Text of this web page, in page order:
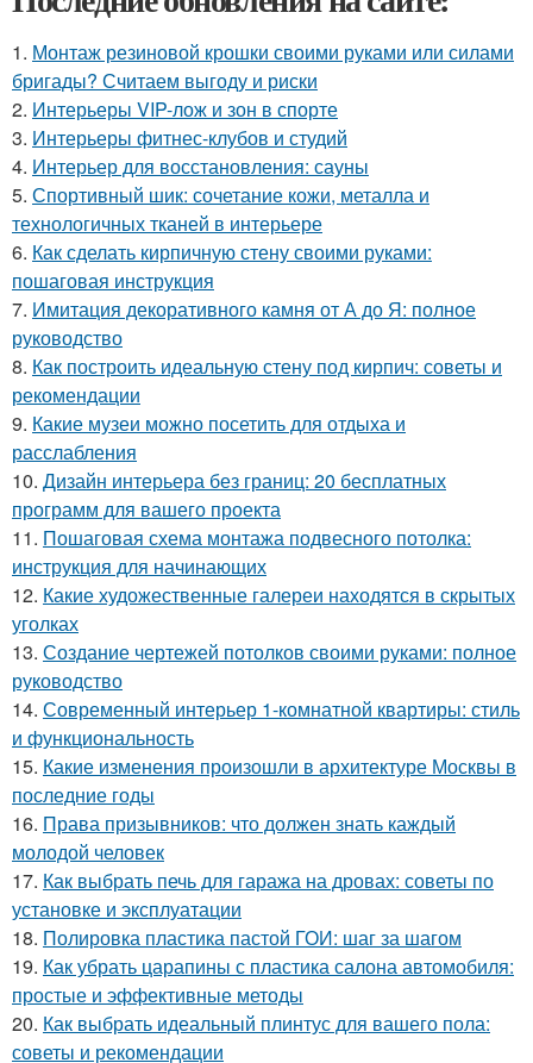
1. Монтаж резиновой крошки своими руками или силами
бригады? Считаем выгоду и риски
2. Интерьеры VIP-лож и зон в спорте
3. Интерьеры фитнес-клубов и студий
4. Интерьер для восстановления: сауны
5. Спортивный шик: сочетание кожи, металла и
технологичных тканей в интерьере
6. Как сделать кирпичную стену своими руками:
пошаговая инструкция
7. Имитация декоративного камня от А до Я: полное
руководство
8. Как построить идеальную стену под кирпич: советы и
рекомендации
9. Какие музеи можно посетить для отдыха и
расслабления
10. Дизайн интерьера без границ: 20 бесплатных
программ для вашего проекта
11. Пошаговая схема монтажа подвесного потолка:
инструкция для начинающих
12. Какие художественные галереи находятся в скрытых
уголках
13. Создание чертежей потолков своими руками: полное
руководство
14. Современный интерьер 1-комнатной квартиры: стиль
и функциональность
15. Какие изменения произошли в архитектуре Москвы в
последние годы
16. Права призывников: что должен знать каждый
молодой человек
17. Как выбрать печь для гаража на дровах: советы по
установке и эксплуатации
18. Полировка пластика пастой ГОИ: шаг за шагом
19. Как убрать царапины с пластика салона автомобиля:
простые и эффективные методы
20. Как выбрать идеальный плинтус для вашего пола:
советы и рекомендации